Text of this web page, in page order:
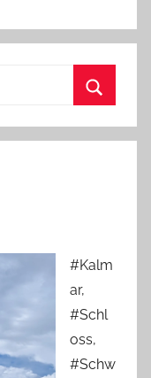
#Kalm
ar,
#Schl
oss,
#Schw